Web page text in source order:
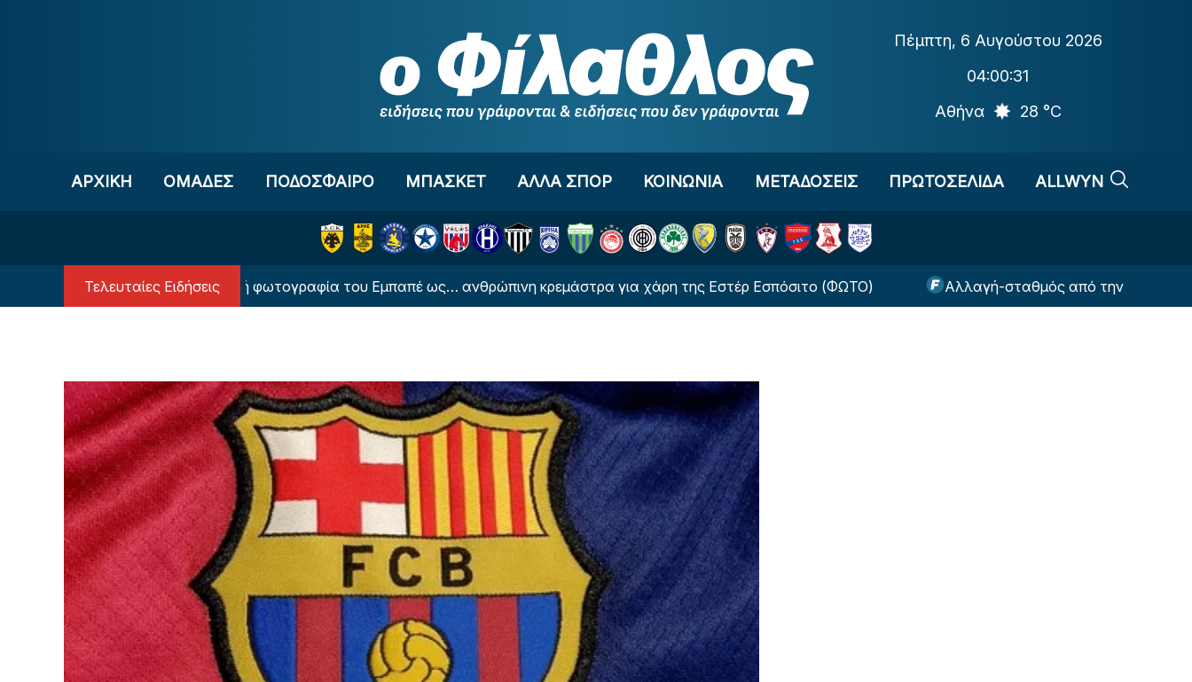
Πέμπτη, 6 Αυγούστου 2026
04:00:31
Αθήνα
28 °C
ΑΡΧΙΚΗ OΜΑΔΕΣ ΠΟΔΟΣΦΑΙΡΟ ΜΠΑΣΚΕΤ ΑΛΛΑ ΣΠΟΡ ΚΟΙΝΩΝΙΑ ΜΕΤΑΔΟΣΕΙΣ ΠΡΩΤΟΣΕΛΙΔΑ ALLWYN
Τελευταίες Ειδήσεις
Η επική φωτογραφία του Εμπαπέ ως… ανθρώπινη κρεμάστρα για χάρη της Εστέρ Εσπόσιτο (ΦΩΤΟ) Αλλαγή-σταθμός από την UEFA για τις